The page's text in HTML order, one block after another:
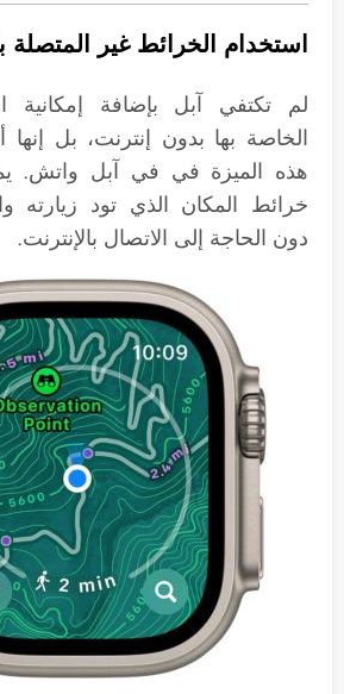
استخدام الخرائط غير المتصلة
لم تكتفي آبل بإضافة إمكانية
الخاصة بها بدون إنترنت، بل إنها
هذه الميزة في في آبل واتش.
خرائط المكان الذي تود زيارته
دون الحاجة إلى الاتصال بالإنترنت.